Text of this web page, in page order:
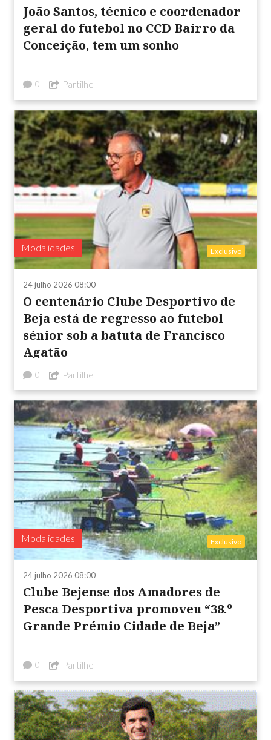
João Santos, técnico e coordenador
geral do futebol no CCD Bairro da
Conceição, tem um sonho
0 Partilhe
Modalidades Exclusivo
24 julho 2026 08:00
O centenário Clube Desportivo de
Beja está de regresso ao futebol
sénior sob a batuta de Francisco
Agatão
0 Partilhe
Modalidades Exclusivo
24 julho 2026 08:00
Clube Bejense dos Amadores de
Pesca Desportiva promoveu “38.º
Grande Prémio Cidade de Beja”
0 Partilhe